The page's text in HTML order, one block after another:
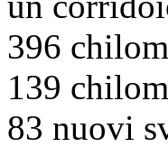
396
139
83 nuovi